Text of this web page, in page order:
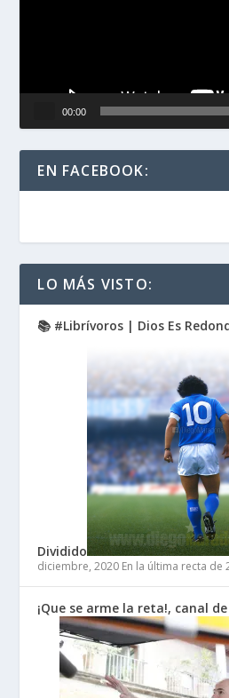
00:00
EN FACEBOOK:
LO MÁS VISTO:
📚 #Librívoros | Dios Es
Dividido
diciembre, 2020 En la última recta de
¡Que se arme la reta!, canal